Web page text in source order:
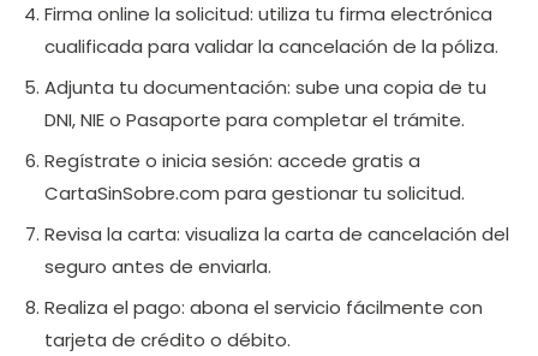
Firma online la solicitud: utiliza tu firma electrónica
cualificada para validar la cancelación de la póliza.
Adjunta tu documentación: sube una copia de tu
DNI, NIE o Pasaporte para completar el trámite.
Regístrate o inicia sesión: accede gratis a
CartaSinSobre.com para gestionar tu solicitud.
Revisa la carta: visualiza la carta de cancelación del
seguro antes de enviarla.
Realiza el pago: abona el servicio fácilmente con
tarjeta de crédito o débito.